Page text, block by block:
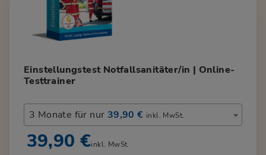
Einstellungstest Notfallsanitäter/in | Online-
Testtrainer
3 Monate für nur 39,90 € inkl. MwSt.
39,90 €inkl. MwSt.